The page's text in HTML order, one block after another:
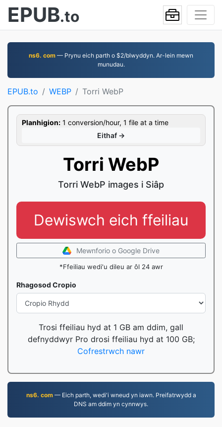
EPUB.to
ns6. com — Prynu eich parth o $2/blwyddyn. Ar-lein mewn
munudau.
EPUB.to WEBP Torri WebP
Planhigion: 1 conversion/hour, 1 file at a time
Eithaf →
Torri WebP
Torri WebP images i Siâp
Dewiswch eich ffeiliau
Mewnforio o Google Drive
*Ffeiliau wedi'u dileu ar ôl 24 awr
Rhagosod Cropio
Trosi ffeiliau hyd at 1 GB am ddim, gall
defnyddwyr Pro drosi ffeiliau hyd at 100 GB;
Cofrestrwch nawr
ns6. com— Eich parth, wedi'i wneud yn iawn. Preifatrwydd a
DNS am ddim yn cynnwys.